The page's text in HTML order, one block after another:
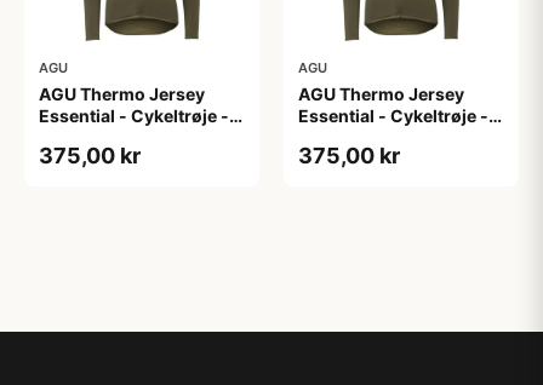
AGU
AGU Thermo Jersey
Essential - Cykeltrøje -
XL
375,00 kr
AGU
AGU Thermo Jersey
Essential - Cykeltrøje -
XXL
375,00 kr